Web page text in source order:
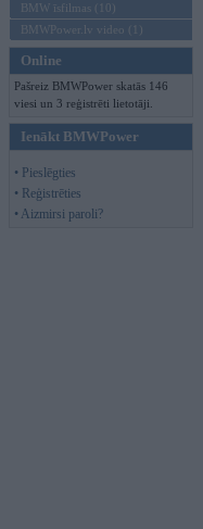
BMW īsfilmas (10)
BMWPower.lv video (1)
Online
Pašreiz BMWPower skatās 146
viesi un 3 reģistrēti lietotāji.
Ienākt BMWPower
• Pieslēgties
• Reģistrēties
• Aizmirsi paroli?